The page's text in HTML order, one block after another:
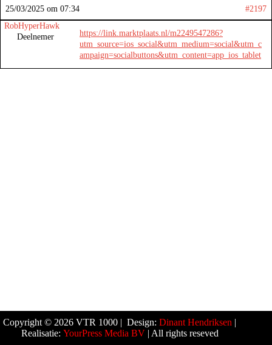
25/03/2025 om 07:34
#2197
RobHyperHawk
Deelnemer
https://link.marktplaats.nl/m2249547286?
utm_source=ios_social&utm_medium=social&utm_c
ampaign=socialbuttons&utm_content=app_ios_tablet
Copyright © 2026 VTR 1000 | Design:Dinant Hendriksen |
Realisatie: YourPress Media BV| All rights reseved